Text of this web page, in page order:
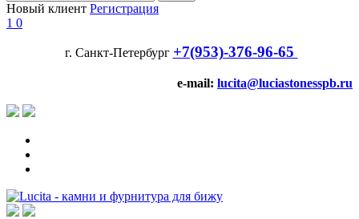
Новый клиент Регистрация
1 0
г. Санкт-Петербург +7(953)-376-96-65
e-mail: lucita@luciastonesspb.ru